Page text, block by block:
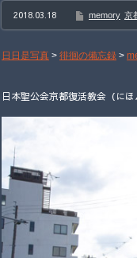
2018.03.18 memory 京
日日是写真 > 徘徊の備忘録 >
日本聖公会京都復活教会（に